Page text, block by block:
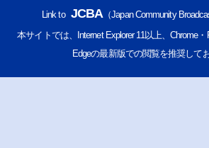
Link to JCBA（Japan Community
本サイトでは、Internet Explorer 11以上、Chrome
Edgeの最新版での閲覧を推奨して